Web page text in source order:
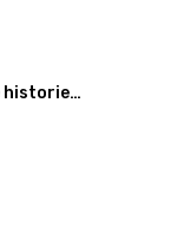
historie…